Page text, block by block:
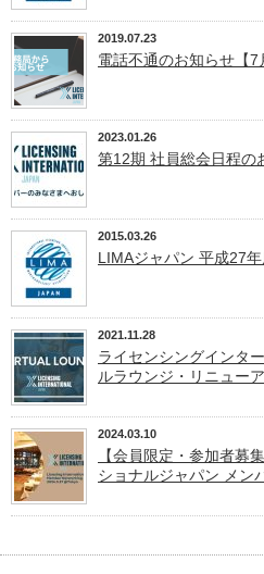
2019.07.23
電話不通のお知らせ【7
2023.01.26
第12期 社員総会日程の
2015.03.26
LIMAジャパン 平成27
2021.11.28
ライセンシングインタ
ルラウンジ・リニュー
2024.03.10
【会員限定・参加者募
ショナルジャパン メン